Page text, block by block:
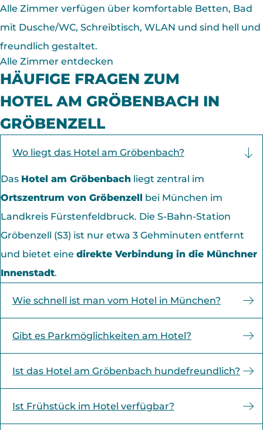
Alle Zimmer verfügen über komfortable Betten, Bad
mit Dusche/WC, Schreibtisch, WLAN und sind hell und
freundlich gestaltet.
Alle Zimmer entdecken
HÄUFIGE FRAGEN ZUM
HOTEL AM GRÖBENBACH IN
GRÖBENZELL
Wo liegt das Hotel am Gröbenbach?
Das Hotel am Gröbenbach liegt zentral im
Ortszentrum von Gröbenzell bei München im
Landkreis Fürstenfeldbruck. Die S-Bahn-Station
Gröbenzell (S3) ist nur etwa 3 Gehminuten entfernt
und bietet eine direkte Verbindung in die Münchner
Innenstadt.
Wie schnell ist man vom Hotel in München?
Hotel ideal für alle, die ruhig übernachten und
Gibt es Parkmöglichkeiten am Hotel?
mit
öffentlichen Verkehrsmitteln durch die
Nähe zur
Ist das Hotel am Gröbenbach hundefreundlich?
Ist Frühstück im Hotel verfügbar?